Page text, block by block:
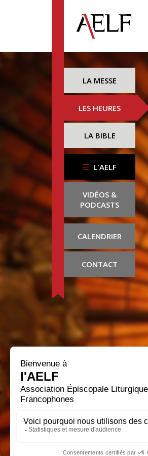
LA MESSE
LES HEURES
LA BIBLE
L'AELF
VIDÉOS &
PODCASTS
CALENDRIER
CONTACT